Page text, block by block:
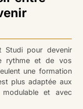
Studi pour devenir
rythme et de vos
une formation
plus adaptée aux
et avec